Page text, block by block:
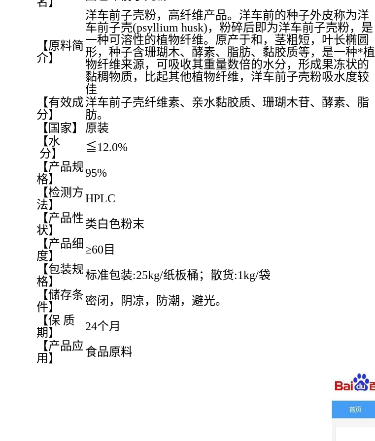
【原料简
介】
洋车前子壳粉，高纤维产品。洋车前的种子外皮称为洋
车前子壳(psyllium husk)，粉碎后即为洋车前子壳粉，是
一种可溶性的植物纤维。原产于和，茎粗短，叶长椭圆
形，种子含珊瑚木、酵素、脂肪、黏胶质等，是一种*植
物纤维来源，可吸收其重量数倍的水分，形成果冻状的
黏稠物质，比起其他植物纤维，洋车前子壳粉吸水度较
佳
【有效成
分】
洋车前子壳纤维素、亲水黏胶质、珊瑚木苷、酵素、脂
肪。
【国家】
原装
【水
分】
≦12.0%
【产品规
格】
95%
【检测方
法】
HPLC
【产品性
状】
类白色粉末
【产品细
度】
≥60目
【包装规
格】
标准包装:25kg/纸板桶；散货:1kg/袋
【储存条
件】
密闭，阴凉，防潮，避光。
【保 质
期】
24个月
【产品应
用】
食品原料